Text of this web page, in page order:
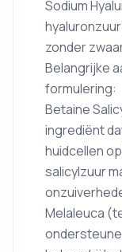
Sodium
zonder
Belangrijke
formulering:
Betaine
ingrediënt
huidcellen
salicylzuur
Melaleuca